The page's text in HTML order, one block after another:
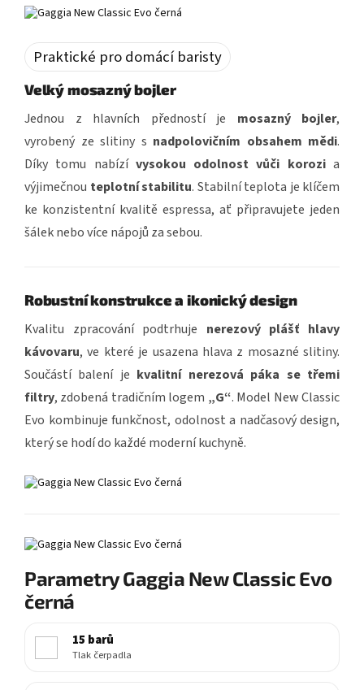
Praktické pro domácí baristy
Velký mosazný bojler
Jednou z hlavních předností je mosazný bojler,
vyrobený ze slitiny s nadpolovičním obsahem mědi.
Díky tomu nabízí vysokou odolnost vůči korozia
výjimečnou teplotní stabilitu. Stabilní teplota je klíčem
ke konzistentní kvalitě espressa, ať připravujete jeden
šálek nebo více nápojů za sebou.
Robustní konstrukce a ikonický design
Kvalitu zpracování podtrhuje nerezový plášť hlavy
kávovaru, ve které je usazena hlava z mosazné slitiny.
Součástí balení je kvalitní nerezová páka se třemi
filtry, zdobená tradičním logem „G“. Model New Classic
Evo kombinuje funkčnost, odolnost a nadčasový design,
který se hodí do každé moderní kuchyně.
Parametry Gaggia New Classic Evo
černá
15 barů
Tlak čerpadla